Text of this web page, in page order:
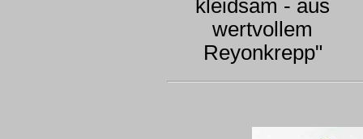
kleidsam - aus
wertvollem
Reyonkrepp"